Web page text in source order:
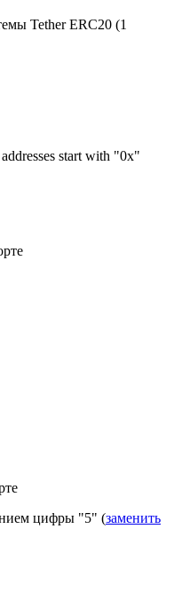
Tether ERC20 (1
start with "0x"
цифры "5" (заменить